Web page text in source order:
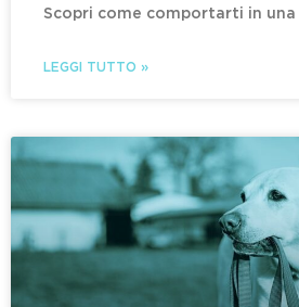
Scopri come comportarti in una
LEGGI TUTTO »